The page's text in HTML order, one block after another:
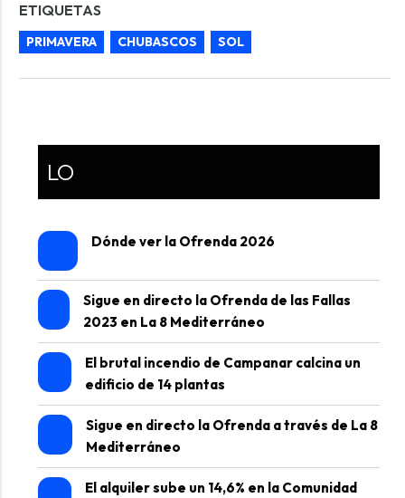
ETIQUETAS
PRIMAVERA CHUBASCOS SOL
LO
Dónde ver la Ofrenda 2026
Sigue en directo la Ofrenda de las Fallas
2023 en La 8 Mediterráneo
El brutal incendio de Campanar calcina un
edificio de 14 plantas
Sigue en directo la Ofrenda a través de La 8
Mediterráneo
El alquiler sube un 14,6% en la Comunidad